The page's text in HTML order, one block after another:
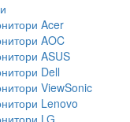
Acer
AOC
ASUS
Dell
ViewSonic
Lenovo
LG